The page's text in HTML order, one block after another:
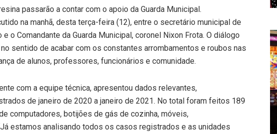
passarão a contar com o apoio da Guarda Municipal.
na manhã, desta terça-feira (12), entre o secretário municipal de
o Comandante da Guarda Municipal, coronel Nixon Frota. O diálogo
sentido de acabar com os constantes arrombamentos e roubos nas
de alunos, professores, funcionários e comunidade.
com a equipe técnica, apresentou dados relevantes,
de janeiro de 2020 a janeiro de 2021. No total foram feitos 189
computadores, botijões de gás de cozinha, móveis,
estamos analisando todos os casos registrados e as unidades